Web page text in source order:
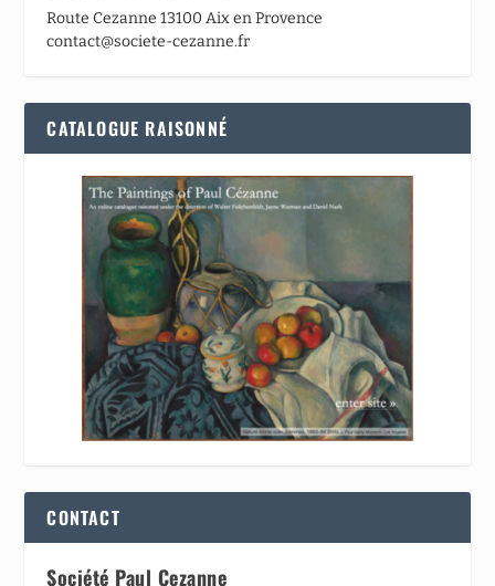
Route Cezanne 13100 Aix en Provence
contact@societe-cezanne.fr
CATALOGUE RAISONNÉ
CONTACT
Société Paul Cezanne